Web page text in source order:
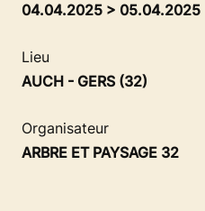
04.04.2025 > 05.04.2025
Lieu
AUCH - GERS (32)
Organisateur
ARBRE ET PAYSAGE 32